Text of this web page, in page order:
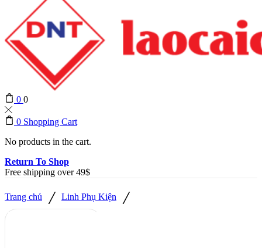
0 0
0 Shopping Cart
No products in the cart.
Return To Shop
Free shipping over 49$
Trang chủ / Linh Phụ Kiện /